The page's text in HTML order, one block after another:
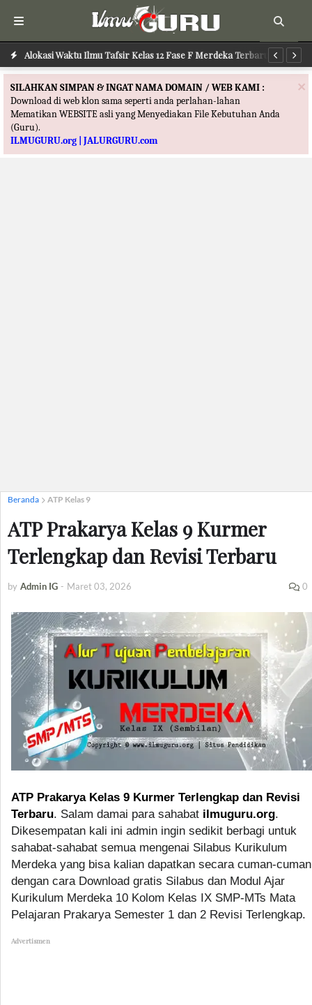
Alokasi Waktu Ilmu Tafsir Kelas 12 Fase F Merdeka Terbaru
×
SILAHKAN SIMPAN & INGAT NAMA DOMAIN / WEB KAMI :
Download di web klon sama seperti anda perlahan-lahan
Mematikan WEBSITE asli yang Menyediakan File Kebutuhan Anda
(Guru).
ILMUGURU.org | JALURGURU.com
Beranda ATP Kelas 9
ATP Prakarya Kelas 9 Kurmer
Terlengkap dan Revisi Terbaru
by Admin IG - Maret 03, 2026 0
ATP Prakarya Kelas 9 Kurmer Terlengkap dan Revisi
Terbaru. Salam damai para sahabat ilmuguru.org.
Dikesempatan kali ini admin ingin sedikit berbagi untuk
sahabat-sahabat semua mengenai Silabus Kurikulum
Merdeka yang bisa kalian dapatkan secara cuman-cuman
dengan cara Download gratis Silabus dan Modul Ajar
Kurikulum Merdeka 10 Kolom Kelas IX SMP-MTs Mata
Pelajaran Prakarya Semester 1 dan 2 Revisi Terlengkap.
Advertismen